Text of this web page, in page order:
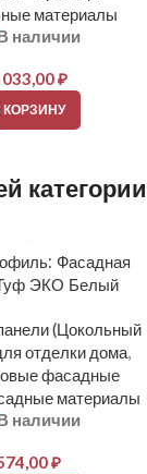
материалы
наличии
033,00₽
КОРЗИНУ
категории
Фасадная
ЭКО Белый
(Цокольный
отделки дома,
фасадные
материалы
наличии
₽